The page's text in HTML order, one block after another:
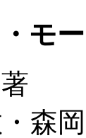
モ
森